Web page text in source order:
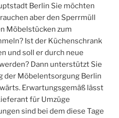
Berlin Sie möchten
aber den Sperrmüll
Möbelstücken zum
Ist der Küchenschrank
und soll er durch neue
Dann unterstützt Sie
der Möbelentsorgung Berlin
Erwartungsgemäß lässt
für Umzüge
sind bei dem diese Tage